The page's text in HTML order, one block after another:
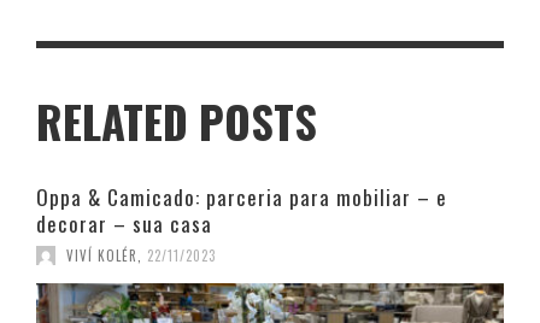
RELATED POSTS
Oppa & Camicado: parceria para mobiliar – e
decorar – sua casa
VIVÍ KOLÉR 22/11/2023